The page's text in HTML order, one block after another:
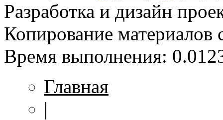
Разработка и дизайн
Копирование материалов
Время выполнения:
Главная
|